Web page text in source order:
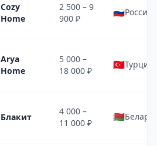
Cozy
Home
2 500 – 9
900 ₽
🇷🇺Россия
Arya
Home
5 000 –
18 000 ₽
🇹🇷Турция
Блакит
4 000 –
11 000 ₽
🇧🇾